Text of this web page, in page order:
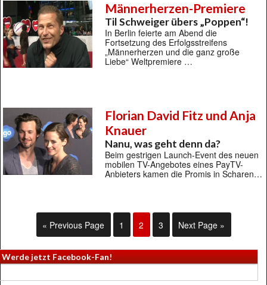
Männerherzen-Premiere
Til Schweiger übers „Poppen“!
In Berlin feierte am Abend die
Fortsetzung des Erfolgsstreifens
„Männerherzen und die ganz große
Liebe“ Weltpremiere …
Florian David Fitz und Anja
Knauer
Nanu, was geht denn da?
Beim gestrigen Launch-Event des neuen
mobilen TV-Angebotes eines PayTV-
Anbieters kamen die Promis in Scharen…
« Previous Page 1 2 3 Next Page »
Werde jetzt Facebook-Fan!